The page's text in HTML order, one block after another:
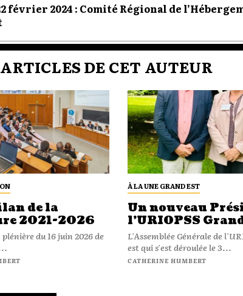
février 2024 : Comité Régional de
DE CET AUTEUR
de la
2021-2026
du 16 juin 2026 de
À LA UNE GRAND EST
Un nouveau
l’URIOPSS
L'Assemblée Générale de
est qui s'est déroulée le 3...
CATHERINE HUMBERT